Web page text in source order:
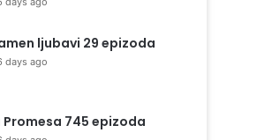
ljubavi 29 epizoda
days ago
Promesa 745 epizoda